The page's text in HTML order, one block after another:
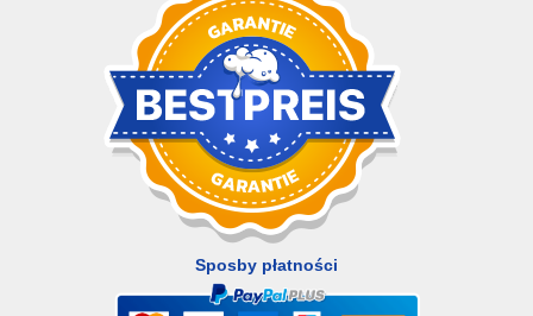
Sposby płatności